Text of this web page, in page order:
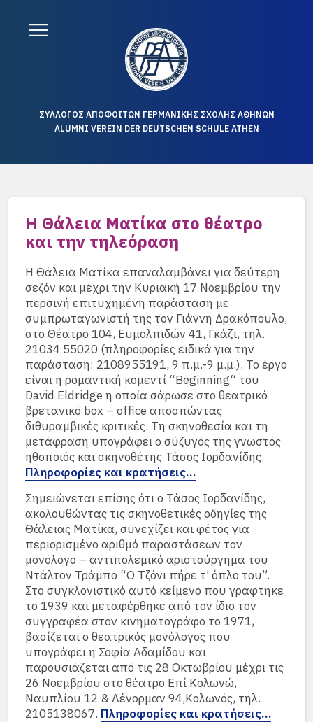
ΣΥΛΛΟΓΟΣ ΑΠΟΦΟΙΤΩΝ ΓΕΡΜΑΝΙΚΗΣ ΣΧΟΛΗΣ ΑΘΗΝΩΝ
ALUMNI VEREIN DER DEUTSCHEN SCHULE ATHEN
Η Θάλεια Ματίκα στο θέατρο
και την τηλεόραση
Η Θάλεια Ματίκα επαναλαμβάνει για δεύτερη
σεζόν και μέχρι την Κυριακή 17 Νοεμβρίου την
περσινή επιτυχημένη παράσταση με
συμπρωταγωνιστή της τον Γιάννη Δρακόπουλο,
στο Θέατρο 104, Ευμολπιδών 41, Γκάζι, τηλ.
21034 55020 (πληροφορίες ειδικά για την
παράσταση: 2108955191, 9 π.μ.-9 μ.μ.). Το έργο
είναι η ρομαντική κομεντί “Beginning“ του
David Eldridge η οποία σάρωσε στο θεατρικό
βρετανικό box – office αποσπώντας
διθυραμβικές κριτικές. Τη σκηνοθεσία και τη
μετάφραση υπογράφει ο σύζυγός της γνωστός
ηθοποιός και σκηνοθέτης Τάσος Ιορδανίδης.
Πληροφορίες και κρατήσεις…
Σημειώνεται επίσης ότι ο Τάσος Ιορδανίδης,
ακολουθώντας τις σκηνοθετικές οδηγίες της
Θάλειας Ματίκα, συνεχίζει και φέτος για
περιορισμένο αριθμό παραστάσεων τον
μονόλογο – αντιπολεμικό αριστούργημα του
Ντάλτον Τράμπο “Ο Τζόνι πήρε τ’ όπλο του”.
Στο συγκλονιστικό αυτό κείμενο που γράφτηκε
το 1939 και μεταφέρθηκε από τον ίδιο τον
συγγραφέα στον κινηματογράφο το 1971,
βασίζεται ο θεατρικός μονόλογος που
υπογράφει η Σοφία Αδαμίδου και
παρουσιάζεται από τις 28 Οκτωβρίου μέχρι τις
26 Νοεμβρίου στο θέατρο Επί Κολωνώ,
Ναυπλίου 12 & Λένορμαν 94,Κολωνός, τηλ.
2105138067. Πληροφορίες και κρατήσεις…